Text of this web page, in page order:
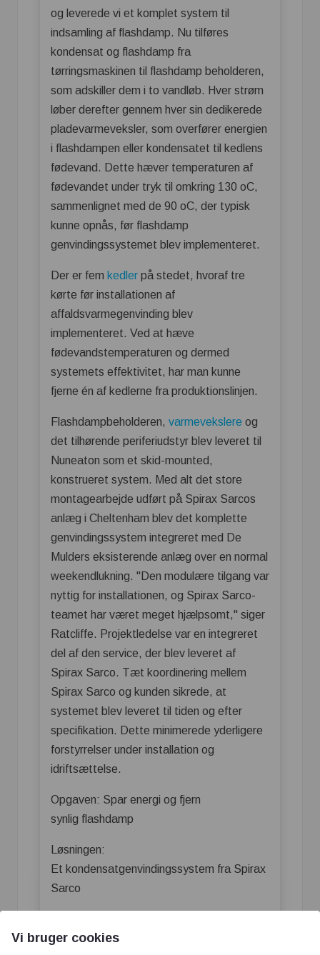
og leverede vi et komplet system til
indsamling af flashdamp. Nu tilføres
kondensat og flashdamp fra
tørringsmaskinen til flashdamp beholderen,
som adskiller dem i to vandløb. Hver strøm
løber derefter gennem hver sin dedikerede
pladevarmeveksler, som overfører energien
i flashdampen eller kondensatet til kedlens
fødevand. Dette hæver temperaturen af
fødevandet under tryk til omkring 130 oC,
sammenlignet med de 90 oC, der typisk
kunne opnås, før flashdamp
genvindingssystemet blev implementeret.
Der er fem kedler på stedet, hvoraf tre
kørte før installationen af
affaldsvarmegenvinding blev
implementeret. Ved at hæve
fødevandstemperaturen og dermed
systemets effektivitet, har man kunne
fjerne én af kedlerne fra produktionslinjen.
Flashdampbeholderen, varmevekslere og
det tilhørende periferiudstyr blev leveret til
Nuneaton som et skid-mounted,
konstrueret system. Med alt det store
montagearbejde udført på Spirax Sarcos
anlæg i Cheltenham blev det komplette
genvindingssystem integreret med De
Mulders eksisterende anlæg over en normal
weekendlukning. "Den modulære tilgang var
nyttig for installationen, og Spirax Sarco-
teamet har været meget hjælpsomt," siger
Ratcliffe. Projektledelse var en integreret
del af den service, der blev leveret af
Spirax Sarco. Tæt koordinering mellem
Spirax Sarco og kunden sikrede, at
systemet blev leveret til tiden og efter
specifikation. Dette minimerede yderligere
forstyrrelser under installation og
idriftsættelse.
Opgaven: Spar energi og fjern
synlig flashdamp
Løsningen:
Et kondensatgenvindingssystem fra Spirax
Sarco
en reduktion af synlig flashdamp
Vi bruger cookies